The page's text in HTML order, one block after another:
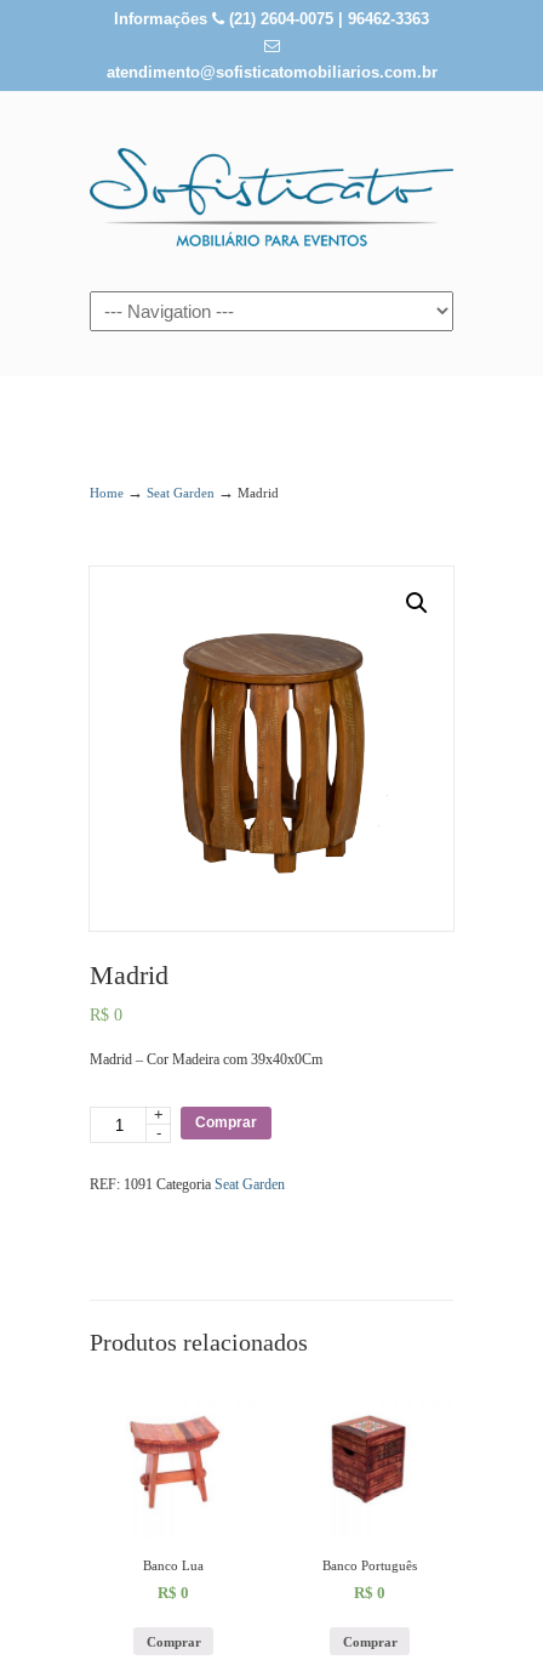
Informações (21) 2604-0075 | 96462-3363
atendimento@sofisticatomobiliarios.com.br
Home → Seat Garden → Madrid
Madrid
R$ 0
Madrid – Cor Madeira com 39x40x0Cm
Quantidade+
-
Comprar
REF: 1091 Categoria Seat Garden
Produtos relacionados
Banco Lua
R$ 0
Comprar
Banco Português
R$ 0
Comprar